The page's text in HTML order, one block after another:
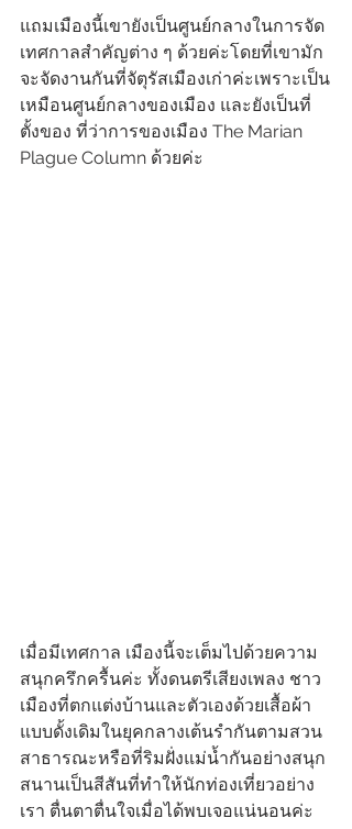
แถมเมืองนี้เขายังเป็นศูนย์กลางในการจัด
เทศกาลสำคัญต่าง ๆ ด้วยค่ะโดยที่เขามัก
จะจัดงานกันที่จัตุรัสเมืองเก่าค่ะเพราะเป็น
เหมือนศูนย์กลางของเมือง และยังเป็นที่
ตั้งของ ที่ว่าการของเมือง The Marian
Plague Column ด้วยค่ะ
เมื่อมีเทศกาล เมืองนี้จะเต็มไปด้วยความ
สนุกครึกครื้นค่ะ ทั้งดนตรีเสียงเพลง ชาว
เมืองที่ตกแต่งบ้านและตัวเองด้วยเสื้อผ้า
แบบดั้งเดิมในยุคกลางเต้นรำกันตามสวน
สาธารณะหรือที่ริมฝั่งแม่น้ำกันอย่างสนุก
สนานเป็นสีสันที่ทำให้นักท่องเที่ยวอย่าง
เรา ตื่นตาตื่นใจเมื่อได้พบเจอแน่นอนค่ะ